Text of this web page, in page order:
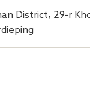
District, 29-r